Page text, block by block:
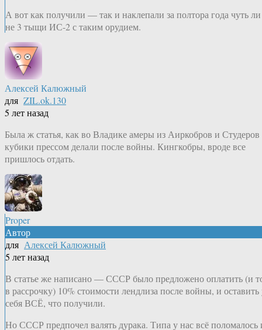
А вот как получили — так и наклепали за полтора года чуть ли
не 3 тыщи ИС-2 с таким орудием.
Алексей Калюжный
для ZIL.ok.130
5 лет назад
Была ж статья, как во Владике амеры из Аиркобров и Студеров
кубики прессом делали после войны. Кингкобры, вроде все
пришлось отдать.
Proper
Автор
для Алексей Калюжный
5 лет назад
В статье же написано — СССР было предложено оплатить (и
в рассрочку) 10% стоимости лендлиза после войны, и оставить
себя ВСЁ, что получили.
Но СССР предпочел валять дурака. Типа у нас всё поломалось